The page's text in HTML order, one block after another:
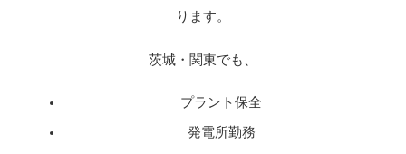
ります。
茨城・関東でも、
プラント保全
発電所勤務